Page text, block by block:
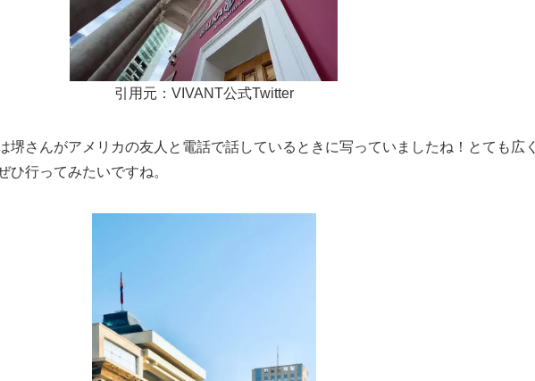
引用元：VIVANT公式Twitter
堺さんがアメリカの友人と電話で話しているときに写っていましたね！とても広く
ひ行ってみたいですね。